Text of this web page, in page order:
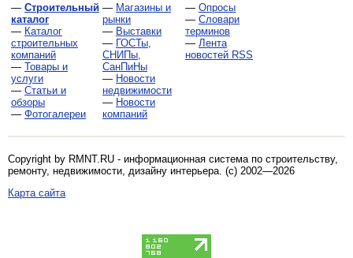
— Строительный
каталог
— Каталог
строительных
компаний
— Товары и
услуги
— Статьи и
обзоры
— Фотогалереи
— Магазины и
рынки
— Выставки
— ГОСТы,
СНИПы,
СанПиНы
— Новости
недвижимости
— Новости
компаний
— Опросы
— Словари
терминов
— Лента
новостей RSS
Copyright by RMNT.RU - информационная система по строительству,
ремонту, недвижимости, дизайну интерьера . (c) 2002—2026
Карта сайта